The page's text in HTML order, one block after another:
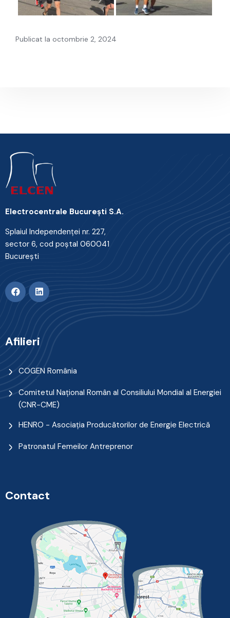
Publicat la octombrie 2, 2024
Electrocentrale Bucureşti S.A.
Splaiul Independenţei nr. 227,
sector 6, cod poştal 060041
Bucureşti
Afilieri
COGEN România
Comitetul Naţional Român al Consiliului Mondial al Energiei
(CNR-CME)
HENRO - Asociația Producătorilor de Energie Electrică
Patronatul Femeilor Antreprenor
Contact